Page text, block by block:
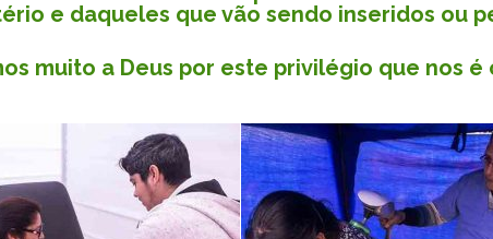
e daqueles que vão sendo inseridos ou
muito a Deus por este privilégio que nos é